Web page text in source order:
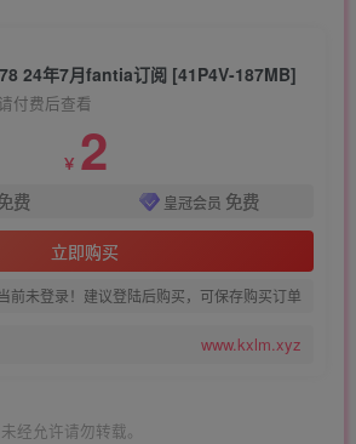
24年7月fantia订阅 [41P4V-187MB]
付费后查看
￥ 2
费 皇冠会员 免费
立即购买
前未登录！建议登陆后购买，可保存购买订单
www.kxlm.xyz
经允许请勿转载。